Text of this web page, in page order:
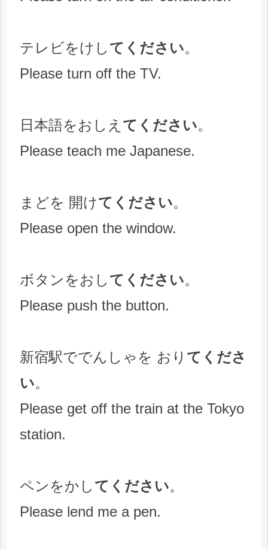
テレビをけし てください。
Please turn off the TV.
日本語をおしえ てください。
Please teach me Japanese.
まどを 開けてください。
Please open the window.
ボタンをおし てください。
Please push the button.
新宿駅ででんしゃを おり てくださ
い。
Please get off the train at the Tokyo
station.
ペンをかし てください。
Please lend me a pen.